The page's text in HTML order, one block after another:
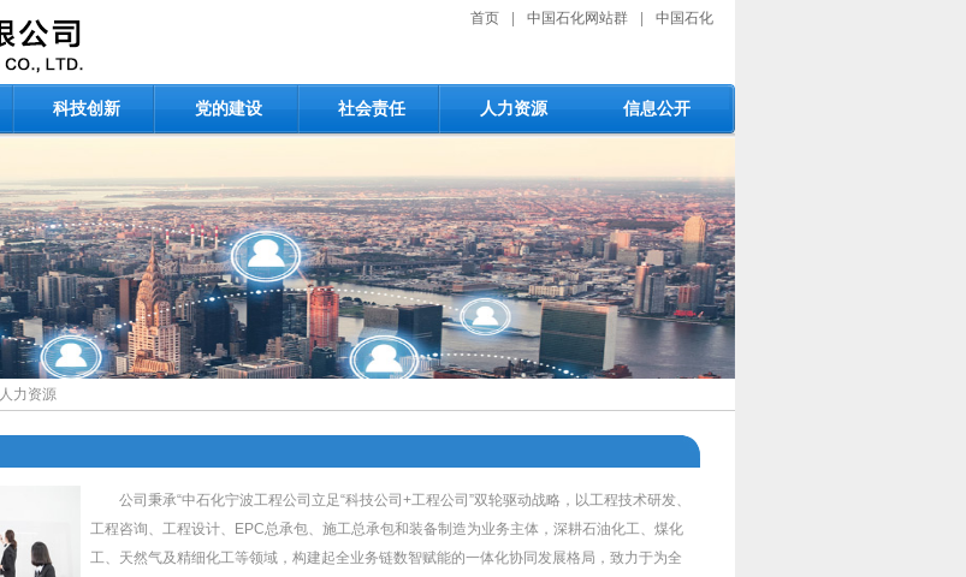
首页 中国石化网站群 中国石化
科技创新 党的建设 社会责任 人力资源 信息公开
人力资源
公司秉承“中石化宁波工程公司立足“科技公司+工程公司”双轮驱动战略，以工程技术研发、
工程咨询、工程设计、EPC总承包、施工总承包和装备制造为业务主体，深耕石油化工、煤化
工、天然气及精细化工等领域，构建起全业务链数智赋能的一体化协同发展格局，致力于为全